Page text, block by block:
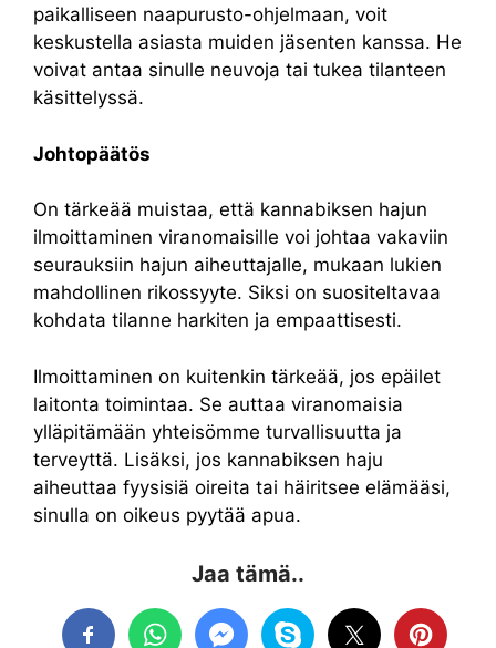
paikalliseen naapurusto-ohjelmaan, voit
keskustella asiasta muiden jäsenten kanssa. He
voivat antaa sinulle neuvoja tai tukea tilanteen
käsittelyssä.
Johtopäätös
On tärkeää muistaa, että kannabiksen hajun
ilmoittaminen viranomaisille voi johtaa vakaviin
seurauksiin hajun aiheuttajalle, mukaan lukien
mahdollinen rikossyyte. Siksi on suositeltavaa
kohdata tilanne harkiten ja empaattisesti.
Ilmoittaminen on kuitenkin tärkeää, jos epäilet
laitonta toimintaa. Se auttaa viranomaisia
ylläpitämään yhteisömme turvallisuutta ja
terveyttä. Lisäksi, jos kannabiksen haju
aiheuttaa fyysisiä oireita tai häiritsee elämääsi,
sinulla on oikeus pyytää apua.
Jaa tämä..